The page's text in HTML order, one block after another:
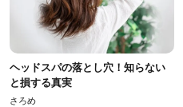
ヘッドスパの落とし穴！知らない
と損する真実
さろめ